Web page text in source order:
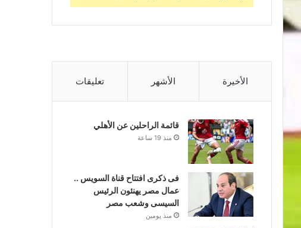
الأخيرة الأشهر تعليقات
قائمة الراحلين عن الأهلي
منذ 19 ساعة
فى ذكرى افتتاح قناة السويس ..
عمال مصر يهنئون الرئيس
السيسى وشعب مصر
منذ يومين